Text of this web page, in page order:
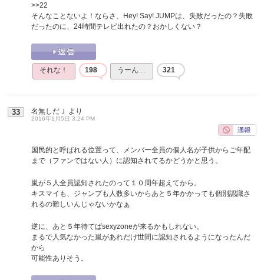
>>22
そんなことないよ！ならさ、Hey! Say! JUMPは、失敗だったの？失敗
だったのに、24時間テレビ出れたの？おかしくない？
それな！ 198 うーん… 321
33 名無しだＪ より
2016年1月5日 3:24 PM
国民的と呼ばれる位置って、メンバー全員の個人名が子供からご年配
まで（ファンではない人）に認知されてるかどうかと思う。
嵐が５人全員認知されたのって１０周年超えてから。
キスマイも、ジャンプも人数多いからあと５年かかっても個別認識さ
れるの難しいんじゃないかなぁ
逆に、あと５年待てばsexyzoneが来るかもしれない。
まるで人気なかった嵐があれだけ世間に認知されるようになったんだ
から
可能性ありそう。